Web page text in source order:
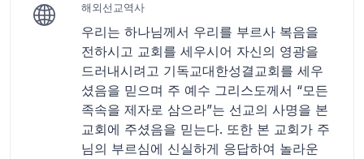
해외선교역사
우리는 하나님께서 우리를 부르사 복음을
전하시고 교회를 세우시어 자신의 영광을
드러내시려고 기독교대한성결교회를 세우
셨음을 믿으며 주 예수 그리스도께서 “모든
족속을 제자로 삼으라”는 선교의 사명을 본
교회에 주셨음을 믿는다. 또한 본 교회가 주
님의 부르심에 신실하게 응답하여 놀라운